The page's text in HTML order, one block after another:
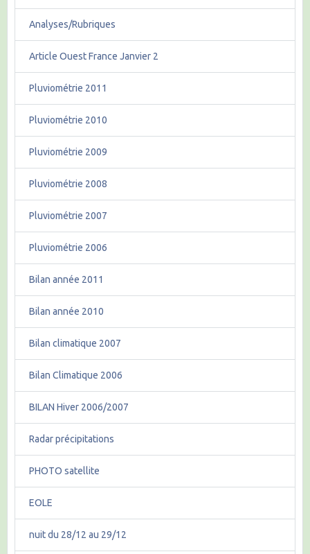
Analyses/Rubriques
Article Ouest France Janvier 2
Pluviométrie 2011
Pluviométrie 2010
Pluviométrie 2009
Pluviométrie 2008
Pluviométrie 2007
Pluviométrie 2006
Bilan année 2011
Bilan année 2010
Bilan climatique 2007
Bilan Climatique 2006
BILAN Hiver 2006/2007
Radar précipitations
PHOTO satellite
EOLE
nuit du 28/12 au 29/12